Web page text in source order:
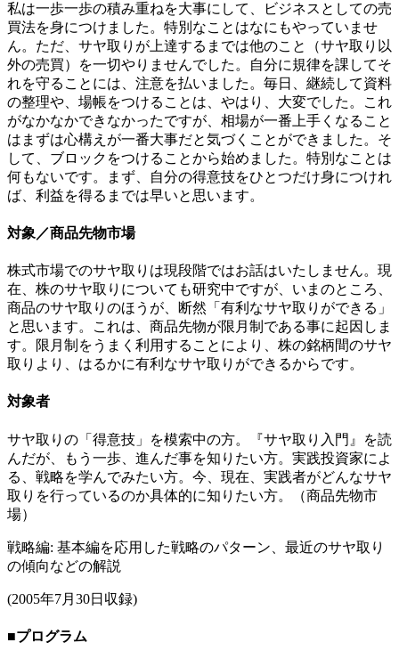
私は一歩一歩の積み重ねを大事にして、ビジネスとしての売
買法を身につけました。特別なことはなにもやっていませ
ん。ただ、サヤ取りが上達するまでは他のこと（サヤ取り以
外の売買）を一切やりませんでした。自分に規律を課してそ
れを守ることには、注意を払いました。毎日、継続して資料
の整理や、場帳をつけることは、やはり、大変でした。これ
がなかなかできなかったですが、相場が一番上手くなること
はまずは心構えが一番大事だと気づくことができました。そ
して、ブロックをつけることから始めました。特別なことは
何もないです。まず、自分の得意技をひとつだけ身につけれ
ば、利益を得るまでは早いと思います。
対象／商品先物市場
株式市場でのサヤ取りは現段階ではお話はいたしません。現
在、株のサヤ取りについても研究中ですが、いまのところ、
商品のサヤ取りのほうが、断然「有利なサヤ取りができる」
と思います。これは、商品先物が限月制である事に起因しま
す。限月制をうまく利用することにより、株の銘柄間のサヤ
取りより、はるかに有利なサヤ取りができるからです。
対象者
サヤ取りの「得意技」を模索中の方。『サヤ取り入門』を読
んだが、もう一歩、進んだ事を知りたい方。実践投資家によ
る、戦略を学んでみたい方。今、現在、実践者がどんなサヤ
取りを行っているのか具体的に知りたい方。（商品先物市
場）
戦略編: 基本編を応用した戦略のパターン、最近のサヤ取り
の傾向などの解説
(2005年7月30日収録)
■プログラム